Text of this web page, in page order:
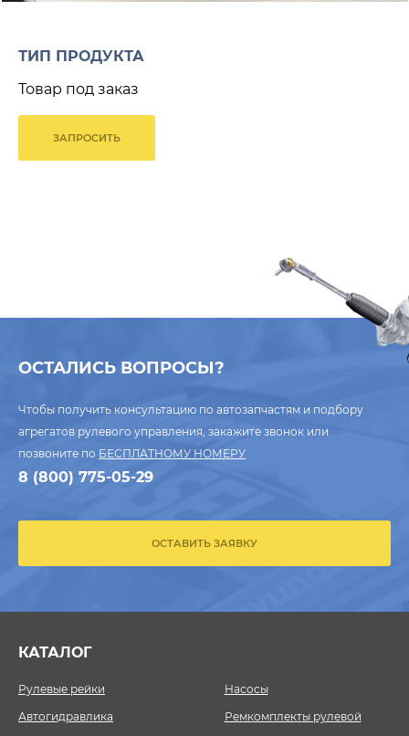
ТИП ПРОДУКТА
Товар под заказ
ЗАПРОСИТЬ
ОСТАЛИСЬ ВОПРОСЫ?
Чтобы получить консультацию по автозапчастям и подбору
агрегатов рулевого управления, закажите звонок или
позвоните по БЕСПЛАТНОМУ НОМЕРУ
8 (800) 775-05-29
ОСТАВИТЬ ЗАЯВКУ
КАТАЛОГ
Рулевые рейки
Насосы
Автогидравлика
Ремкомплекты рулевой